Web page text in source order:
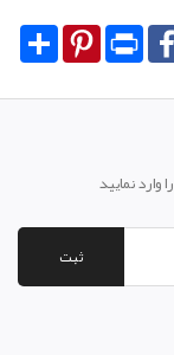
Share Pinterest
نمایید
ثبت